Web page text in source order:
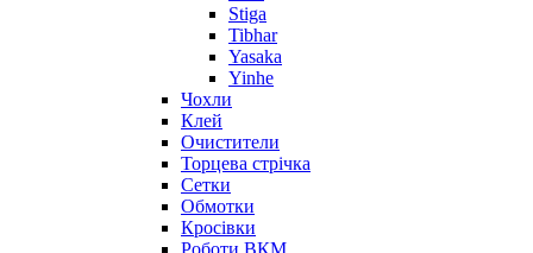
Stiga
Tibhar
Yasaka
Yinhe
Чохли
Клей
Очистители
Торцева стрічка
Сетки
Обмотки
Кросівки
Роботи ВКМ